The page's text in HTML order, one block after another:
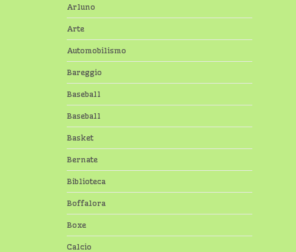
Arluno
Arte
Automobilismo
Bareggio
Baseball
Baseball
Basket
Bernate
Biblioteca
Boffalora
Boxe
Calcio